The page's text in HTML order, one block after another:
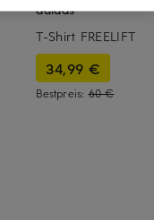
adidas
T-Shirt FREELIFT
34,99 €
Bestpreis:60 €